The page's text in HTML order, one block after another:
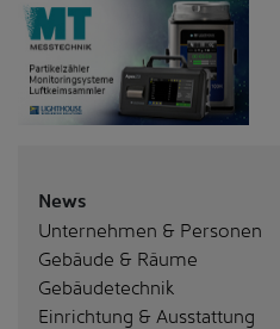
News
Unternehmen & Personen
Gebäude & Räume
Gebäudetechnik
Einrichtung & Ausstattung